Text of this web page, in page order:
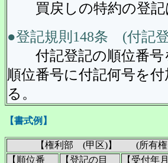
買戻しの特約の登記
●登記規則148条 (付記
付記登記の順位番号
順位番号に付記何号を
る。
【書式例】
【権利部 (甲区)】 (所有権に
【順位番
【登記の目
【受付年